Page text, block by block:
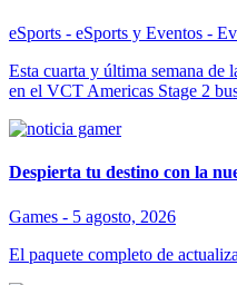
eSports - eSports y Eventos -
Esta cuarta y última semana de
en el VCT Americas Stage 2
Despierta tu destino con la
Games - 5 agosto, 2026
El paquete completo de